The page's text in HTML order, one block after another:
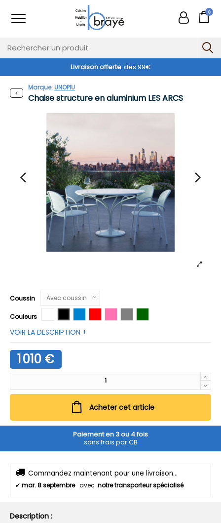
0
Livraison offerte dès 99€
Exclusivité web !
Chaise structure en aluminium LES ARCS
Marque:UNOPIU
Coussin
Couleurs
VOIR LA DESCRIPTION +
1 010 €
Acheter cet article
Paiement en 3 ou 4 fois
sans frais par CB
Commandez maintenant pour une livraison...
✔ mar. 8 septembre avec notre transporteur spécialisé
Description :